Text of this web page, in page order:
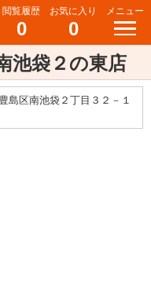
閲覧履歴
0
お気に入り
0
メニュー
池袋２の東店
島区南池袋２丁目３２－１